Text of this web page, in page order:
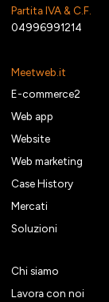
Partita IVA & C.F.
04996991214
Meetweb.it
E-commerce2
Web app
Website
Web marketing
Case History
Mercati
Soluzioni
Chi siamo
Lavora con noi